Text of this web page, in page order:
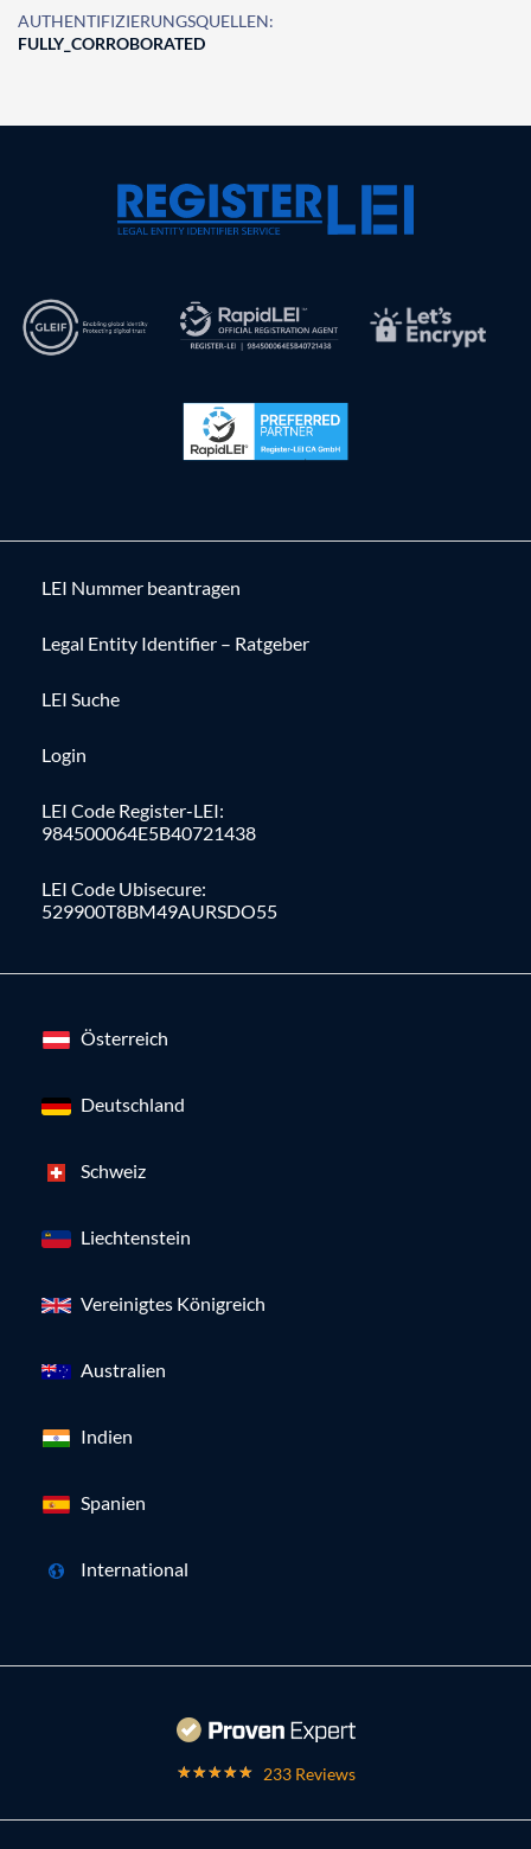
AUTHENTIFIZIERUNGSQUELLEN:
FULLY_CORROBORATED
LEI Nummer beantragen
Legal Entity Identifier – Ratgeber
LEI Suche
Login
LEI Code Register-LEI:
984500064E5B40721438
LEI Code Ubisecure:
529900T8BM49AURSDO55
Österreich
Deutschland
Schweiz
Liechtenstein
Vereinigtes Königreich
Australien
Indien
Spanien
International
233 Reviews